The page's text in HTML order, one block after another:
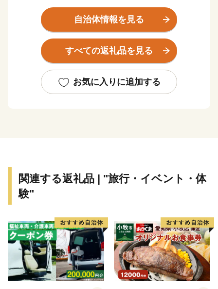
を誇るエリアです。
美しい山々から育まれる豊富で清らかな名水は、日本名
水百選「尾白川」、「八ヶ岳南麓湧水群」、「金峰山・
瑞牆山源流」が選ばれおり、古くから、多くの農産物や
な役割を果たしてきました。
北杜市では、この「名水」を守り、未来に繋ぐサスティ
ファン」となっていただきたいと考えております。
これまで、多くの皆様に温かい応援メッセージとともに
ある名水を守るための自然環境保全はもとより、子育て
支援、教育支援、観光振興や防災など幅広い分野の事業
に活用しております。
これからも、皆さまからの寄附金を、未来の北杜のため
に活用させていただき、「住みやすさ日本一、生まれて
よかった、住んでよかった北杜市」実現に向け、全力で
自治体情報を見る
すべての返礼品を見る
お気に入りに追加する
関連する返礼品 | "旅行・イベント・体
験"